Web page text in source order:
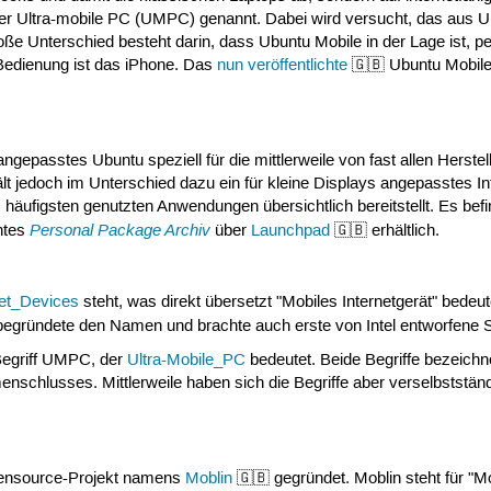
Ultra-mobile PC (UMPC) genannt. Dabei wird versucht, das aus
Unterschied besteht darin, dass Ubuntu Mobile in der Lage ist,
ist das iPhone. Das nun veröffentlichte 🇬🇧 Ubuntu
Ubuntu speziell für die mittlerweile von fast allen
jedoch im Unterschied dazu ein für kleine Displays angepasstes
genutzten Anwendungen übersichtlich bereitstellt. Es
Personal Package Archiv über Launchpad 🇬🇧 erhältlich.
steht, was direkt übersetzt "Mobiles Internetgerät"
den Namen und brachte auch erste von Intel entworfene
UMPC, der Ultra-Mobile_PC bedeutet. Beide Begriffe
Mittlerweile haben sich die Begriffe aber
Projekt namens Moblin 🇬🇧 gegründet. Moblin steht für